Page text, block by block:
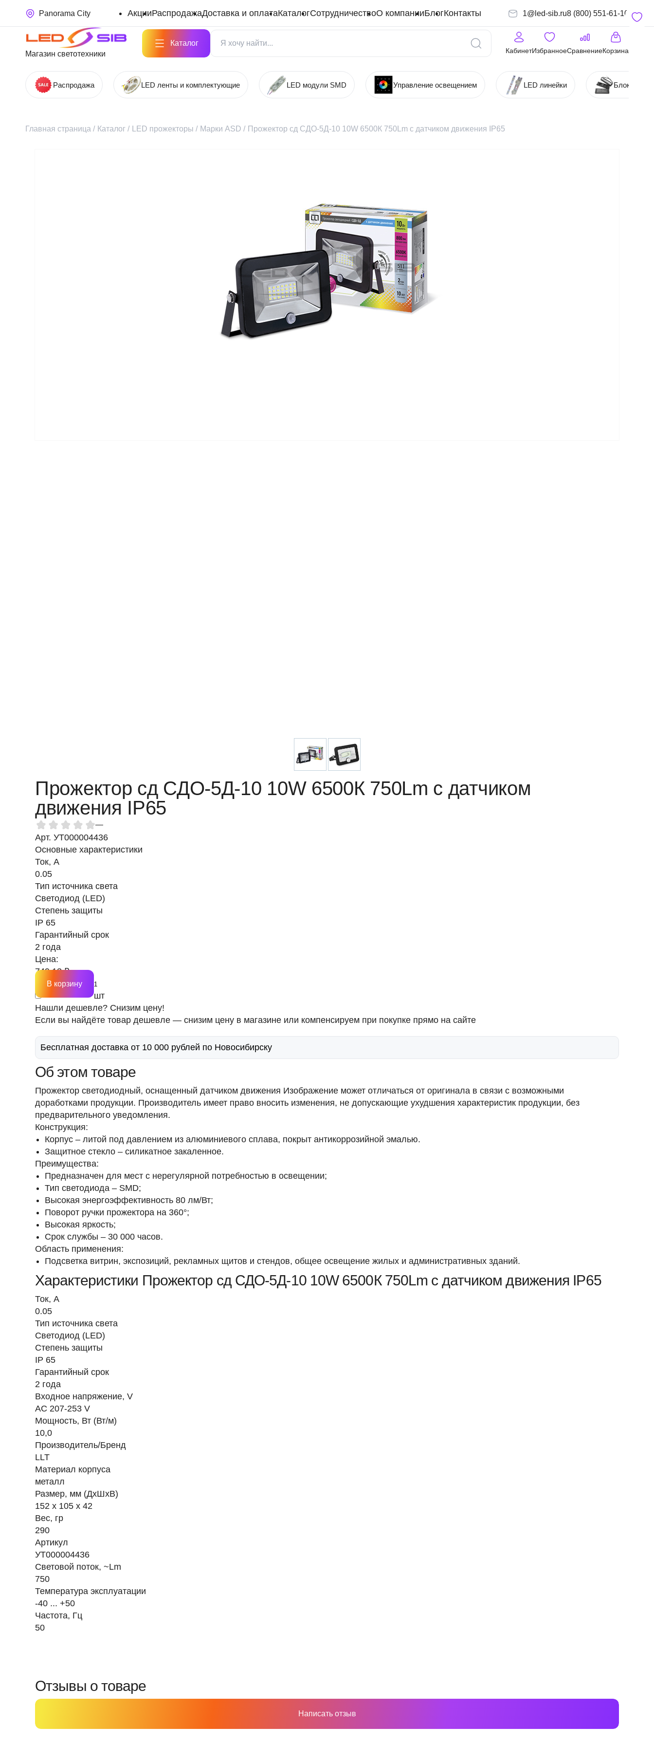
Panorama City АкцииРаспродажаДоставка и оплатаКаталогСотрудничествоО компанииБлогКонтакты 1@led-sib.ru8 (800) 551-61-10
Магазин светотехники
Каталог
КабинетИзбранноеСравнениеКорзина
Распродажа LED ленты и комплектующие LED модули SMD Управление освещением LED линейки Блоки
Главная страница / Каталог / LED прожекторы / Марки ASD / Прожектор сд СДО-5Д-10 10W 6500К 750Lm с датчиком движения IP65
Прожектор сд СДО-5Д-10 10W 6500К 750Lm с датчиком
движения IP65
—
Арт. УТ000004436
Основные характеристики
Ток, A
0.05
Тип источника света
Светодиод (LED)
Степень защиты
IP 65
Гарантийный срок
2 года
Цена:
749.13 ₽
шт
В корзину
Нашли дешевле? Снизим цену!
Если вы найдёте товар дешевле — снизим цену в магазине или компенсируем при покупке прямо на сайте
Бесплатная доставка от 10 000 рублей по Новосибирску
Об этом товаре
Прожектор светодиодный, оснащенный датчиком движения Изображение может отличаться от оригинала в связи с возможными
доработками продукции. Производитель имеет право вносить изменения, не допускающие ухудшения характеристик продукции, без
предварительного уведомления.
Конструкция:
Корпус – литой под давлением из алюминиевого сплава, покрыт антикоррозийной эмалью.
Защитное стекло – силикатное закаленное.
Преимущества:
Предназначен для мест с нерегулярной потребностью в освещении;
Тип светодиода – SMD;
Высокая энергоэффективность 80 лм/Вт;
Поворот ручки прожектора на 360°;
Высокая яркость;
Срок службы – 30 000 часов.
Область применения:
Подсветка витрин, экспозиций, рекламных щитов и стендов, общее освещение жилых и административных зданий.
Характеристики Прожектор сд СДО-5Д-10 10W 6500К 750Lm с датчиком движения IP65
Ток, A
0.05
Тип источника света
Светодиод (LED)
Степень защиты
IP 65
Гарантийный срок
2 года
Входное напряжение, V
AC 207-253 V
Мощность, Вт (Вт/м)
10,0
Производитель/Бренд
LLT
Материал корпуса
металл
Размер, мм (ДхШхВ)
152 х 105 х 42
Вес, гр
290
Артикул
УТ000004436
Световой поток, ~Lm
750
Температура эксплуатации
-40 ... +50
Частота, Гц
50
Отзывы о товаре
Написать отзыв